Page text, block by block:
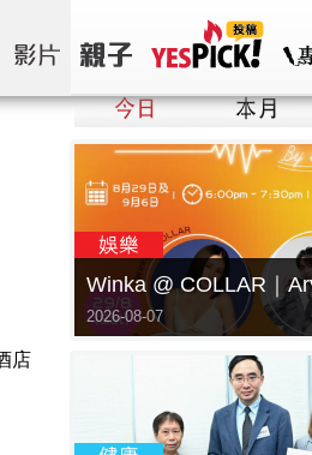
店
2026-08-07